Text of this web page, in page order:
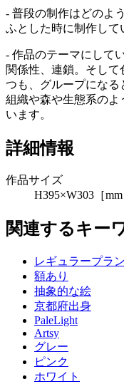
- 普段の制作はどのよ
ふとした時に制作して
- 作品のテーマにして
関係性、連鎖。そし
つも、グループにな
組織や森や生態系の
います。
詳細情報
作品サイズ
H395×W303［mm
関連するキー
レギュラープラン
額あり
抽象的な絵
京都府出身
PaleLight
Artsy
グレー
ピンク
ホワイト